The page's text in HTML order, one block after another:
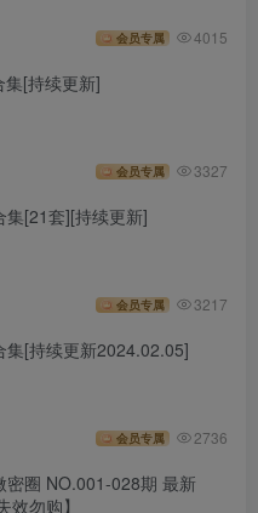
会员专属 4015
[持续更新]
会员专属 3327
集[21套][持续更新]
会员专属 3217
集[持续更新2024.02.05]
会员专属 2736
密圈 NO.001-028期 最新
勿购】